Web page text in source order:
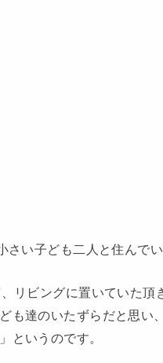
い子ども二人と住んでい
リビングに置いていた頂
も達のいたずらだと思い
というのです。